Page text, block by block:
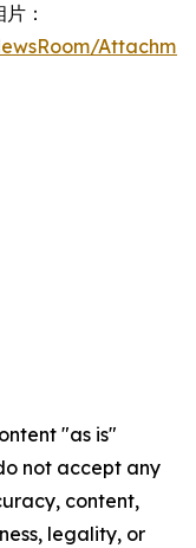
：
"as is"
not accept any
content,
legality, or